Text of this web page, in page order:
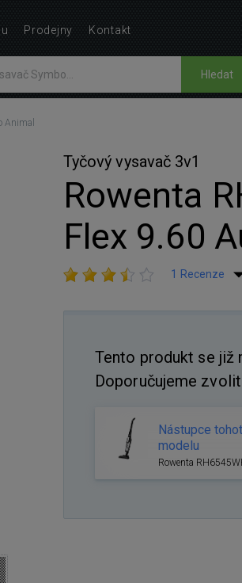
Hledat
Animal
Tyčový vysavač 3v1
Rowenta
Flex 9.60
1 Recenze
Tento produkt se již
Doporučujeme
Nástupce
modelu
Rowenta
Prodejny Kontakt